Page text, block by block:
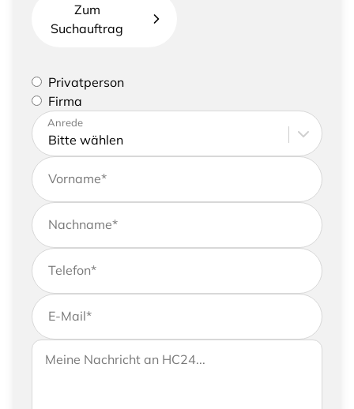
Zum
Suchauftrag
Bitte geben Sie an, ob Sie eine Privatperson sind
oder eine Firma vertreten
Privatperson
Firma
Bitte tragen Sie Ihre Adresse sowie
Kontaktdaten ein
Anrede
Vorname*
Nachname*
Telefon*
E-Mail*
Wenn Sie uns weitere Informationen zukommen
lassen möchten, können Sie Ihrer Anfrage gerne
Ihre Nachricht an HC24